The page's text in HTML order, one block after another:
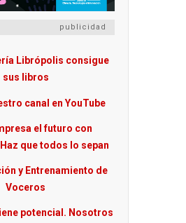
publicidad